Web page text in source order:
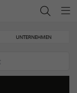
UNTERNEHMEN